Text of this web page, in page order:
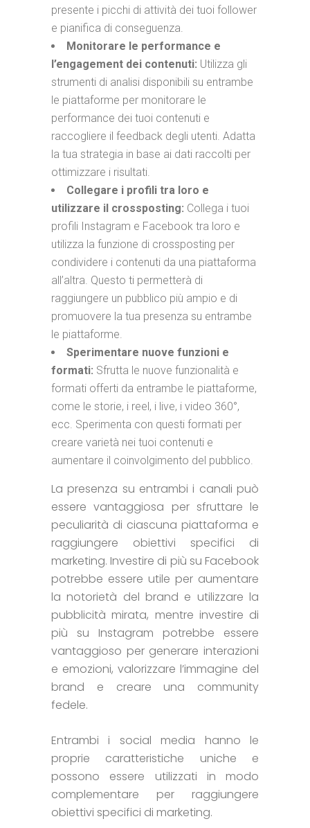
presente i picchi di attività dei tuoi follower
e pianifica di conseguenza.
Monitorare le performance e
l’engagement dei contenuti: Utilizza gli
strumenti di analisi disponibili su entrambe
le piattaforme per monitorare le
performance dei tuoi contenuti e
raccogliere il feedback degli utenti. Adatta
la tua strategia in base ai dati raccolti per
ottimizzare i risultati.
Collegare i profili tra loro e
utilizzare il crossposting: Collega i tuoi
profili Instagram e Facebook tra loro e
utilizza la funzione di crossposting per
condividere i contenuti da una piattaforma
all’altra. Questo ti permetterà di
raggiungere un pubblico più ampio e di
promuovere la tua presenza su entrambe
le piattaforme.
Sperimentare nuove funzioni e
formati: Sfrutta le nuove funzionalità e
formati offerti da entrambe le piattaforme,
come le storie, i reel, i live, i video 360°,
ecc. Sperimenta con questi formati per
creare varietà nei tuoi contenuti e
aumentare il coinvolgimento del pubblico.
La presenza su entrambi i canali può
essere vantaggiosa per sfruttare le
peculiarità di ciascuna piattaforma e
raggiungere obiettivi specifici di
marketing. Investire di più su Facebook
potrebbe essere utile per aumentare
la notorietà del brand e utilizzare la
pubblicità mirata, mentre investire di
più su Instagram potrebbe essere
vantaggioso per generare interazioni
e emozioni, valorizzare l’immagine del
brand e creare una community
fedele.
Entrambi i social media hanno le
proprie caratteristiche uniche e
possono essere utilizzati in modo
complementare per raggiungere
obiettivi specifici di marketing.